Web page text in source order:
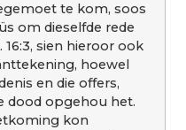
te kom, soos
om dieselfde rede
16:3, sien hieroor ook
hoewel
en die offers,
dood opgehou het.
kon